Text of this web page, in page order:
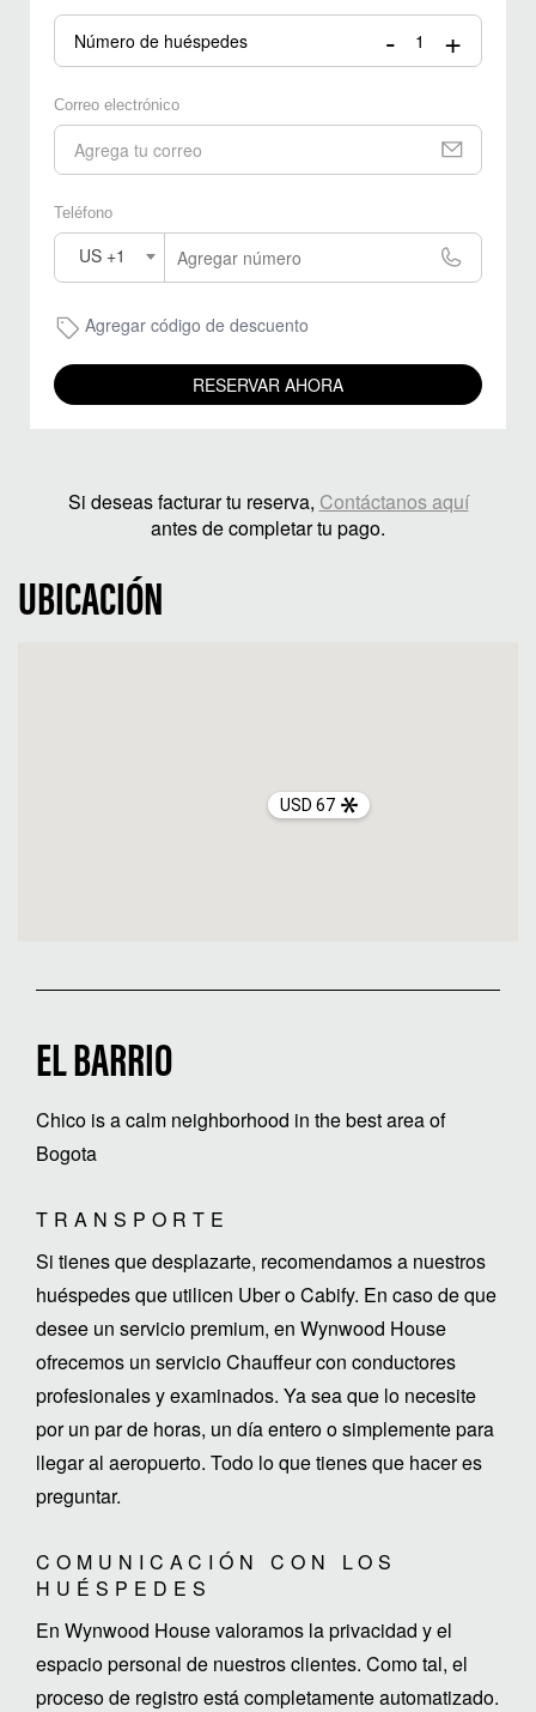
Número de huéspedes - +
Correo electrónico
Teléfono
US +1
Agregar código de descuento
RESERVAR AHORA
Si deseas facturar tu reserva, Contáctanos aquí
antes de completar tu pago.
UBICACIÓN
USD 67
EL BARRIO
Chico is a calm neighborhood in the best area of
Bogota
TRANSPORTE
Si tienes que desplazarte, recomendamos a nuestros
huéspedes que utilicen Uber o Cabify. En caso de que
desee un servicio premium, en Wynwood House
ofrecemos un servicio Chauffeur con conductores
profesionales y examinados. Ya sea que lo necesite
por un par de horas, un día entero o simplemente para
llegar al aeropuerto. Todo lo que tienes que hacer es
preguntar.
COMUNICACIÓN CON LOS
HUÉSPEDES
En Wynwood House valoramos la privacidad y el
espacio personal de nuestros clientes. Como tal, el
proceso de registro está completamente automatizado.